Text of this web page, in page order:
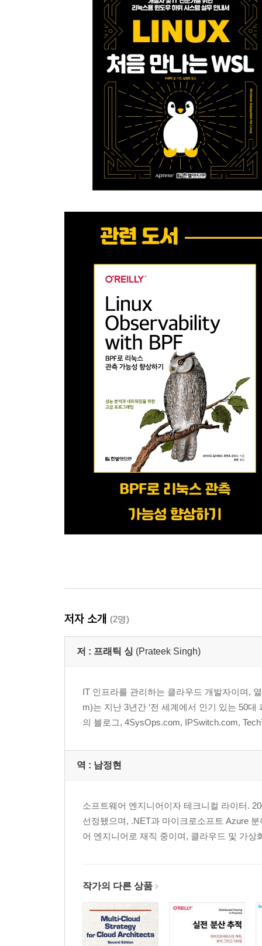
저자 소개 (2명)
저 : 프래틱 싱 (Prateek Singh)
IT 인프라를 관리하는 클라우드 개발자이며,
m)는 지난 3년간 ‘전 세계에서 인기 있는 50
의 블로그, 4SysOps.com, IPSwitch.com,
역 : 남정현
소프트웨어 엔지니어이자 테크니컬 라이터.
선정됐으며, .NET과 마이크로소프트 Azure
어 엔지니어로 재직 중이며, 클라우드 및 가
작가의 다른 상품